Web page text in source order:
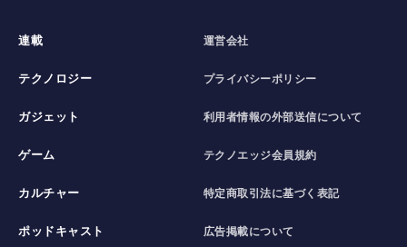
連載
テクノロジー
ガジェット
ゲーム
カルチャー
ポッドキャスト
運営会社
プライバシーポリシー
利用者情報の外部送信について
テクノエッジ会員規約
特定商取引法に基づく表記
広告掲載について